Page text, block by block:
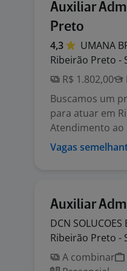
Auxiliar
Preto
4,3 UMANA
Ribeirão Preto -
R$ 1.802,00
Buscamos um
para atuar em
Atendimento ao
Vagas
Auxiliar
DCN SOLUCOES
Ribeirão Preto -
A combinar